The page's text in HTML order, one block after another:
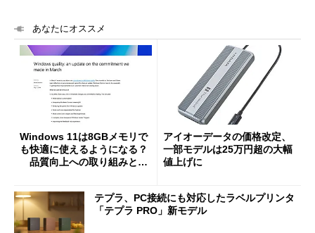
あなたにオススメ
Windows 11は8GBメモリで
も快適に使えるようになる？
品質向上への取り組みと
アイオーデータの価格改定、
一部モデルは25万円超の大幅
値上げに
テプラ、PC接続にも対応したラベルプリンタ
「テプラ PRO」新モデル